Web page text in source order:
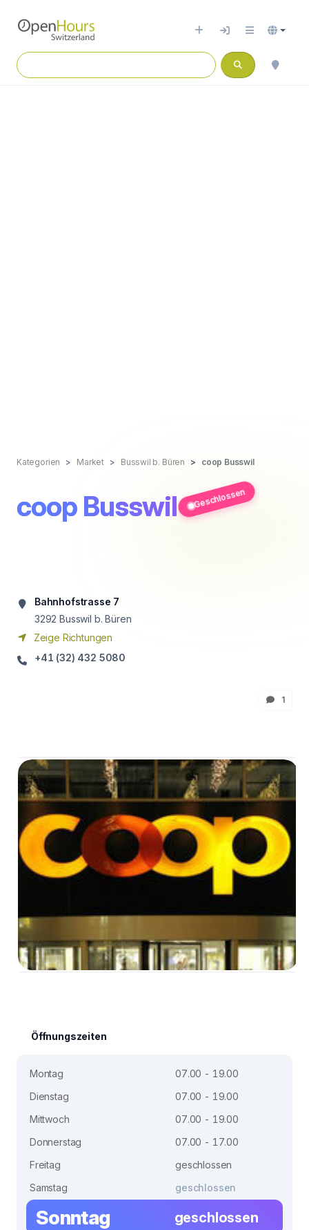
Kategorien Market Busswil b. Büren coop Busswil
coop Busswil Geschlossen
Bahnhofstrasse 7
3292 Busswil b. Büren
Zeige Richtungen
+41 (32) 432 5080
1
Öffnungszeiten
Montag
07.00 - 19.00
Dienstag
07.00 - 19.00
Mittwoch
07.00 - 19.00
Donnerstag
07.00 - 17.00
Freitag
geschlossen
Samstag
geschlossen
Sonntag geschlossen